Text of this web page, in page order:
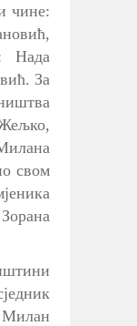
чине:
Нада
За
свом